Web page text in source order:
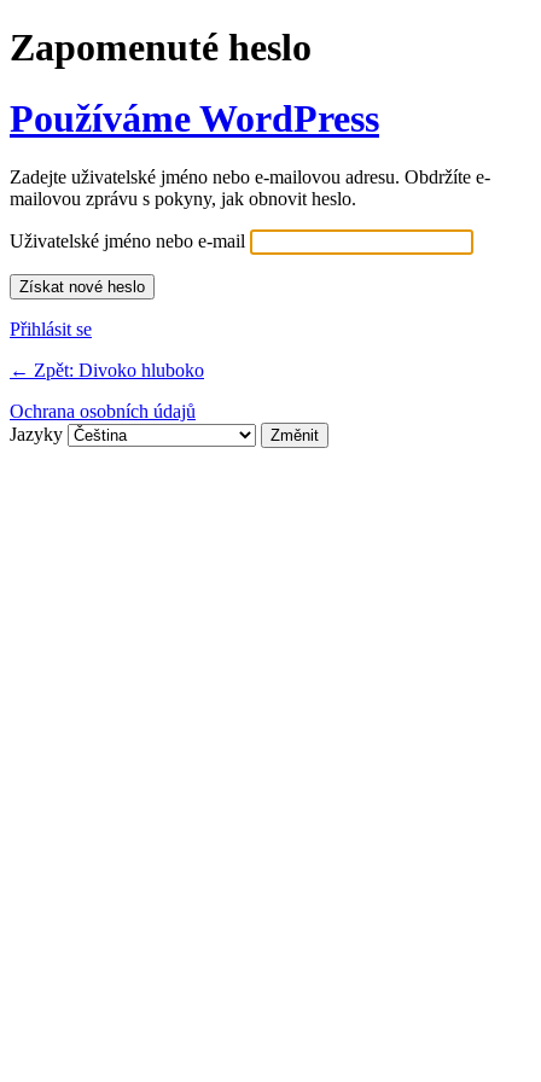
Zapomenuté heslo
Používáme WordPress
Zadejte uživatelské jméno nebo e-mailovou adresu. Obdržíte e-
mailovou zprávu s pokyny, jak obnovit heslo.
Uživatelské jméno nebo e-mail
Přihlásit se
← Zpět: Divoko hluboko
Ochrana osobních údajů
Jazyky